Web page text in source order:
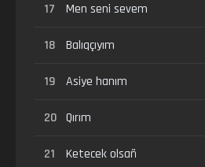
17 Men seni sevem
18 Balıqçıyım
19 Asiye hanım
20 Qırım
21 Ketecek olsañ